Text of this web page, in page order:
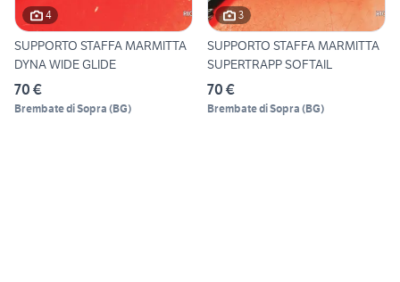
4
SUPPORTO STAFFA MARMITTA
DYNA WIDE GLIDE
70 €
Brembate di Sopra (BG)
3
SUPPORTO STAFFA MARMITTA
SUPERTRAPP SOFTAIL
70 €
Brembate di Sopra (BG)